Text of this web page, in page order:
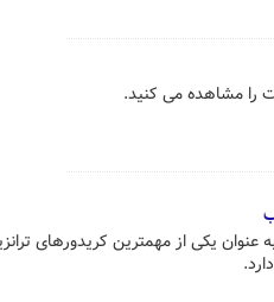
را مشاهده می کنید.
یکی از مهمترین کریدورهای